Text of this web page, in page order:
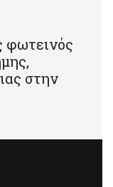
φωτεινός
στην